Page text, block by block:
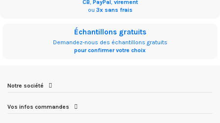
CB, PayPal, virement
ou 3x sans frais
Échantillons gratuits
Demandez-nous des échantillons gratuits
pour confirmer votre choix
Notre société
Vos infos commandes